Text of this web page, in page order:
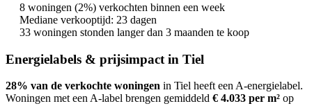
8 woningen (2%) verkochten binnen een week
Mediane verkooptijd: 23 dagen
33 woningen stonden langer dan 3 maanden te koop
Energielabels & prijsimpact in Tiel
28% van de verkochte woningen in Tiel heeft een A-energielabel.
Woningen met een A-label brengen gemiddeld € 4.033 per m² op